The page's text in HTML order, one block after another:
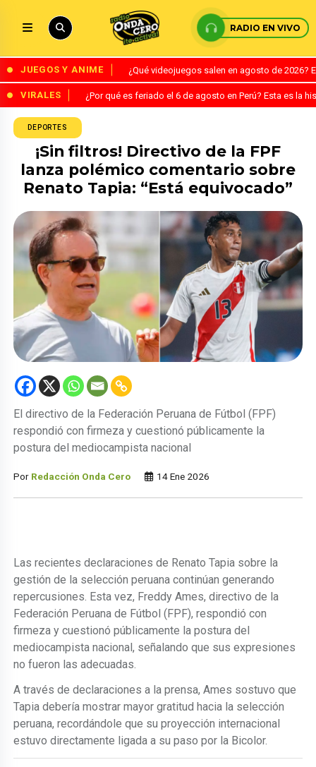
RADIO EN VIVO
JUEGOS Y ANIME ¿Qué videojuegos salen en agosto de
VIRALES ¿Por qué es feriado el 6 de agosto en Perú? Esta es la
DEPORTES
¡Sin filtros! Directivo de la FPF
lanza polémico comentario sobre
Renato Tapia: “Está equivocado”
El directivo de la Federación Peruana de Fútbol (FPF)
respondió con firmeza y cuestionó públicamente la
postura del mediocampista nacional
Por Redacción Onda Cero 14 Ene 2026
Las recientes declaraciones de Renato Tapia sobre la
gestión de la selección peruana continúan generando
repercusiones. Esta vez, Freddy Ames, directivo de la
Federación Peruana de Fútbol (FPF), respondió con
firmeza y cuestionó públicamente la postura del
mediocampista nacional, señalando que sus expresiones
no fueron las adecuadas.
A través de declaraciones a la prensa, Ames sostuvo que
Tapia debería mostrar mayor gratitud hacia la selección
peruana, recordándole que su proyección internacional
estuvo directamente ligada a su paso por la Bicolor.